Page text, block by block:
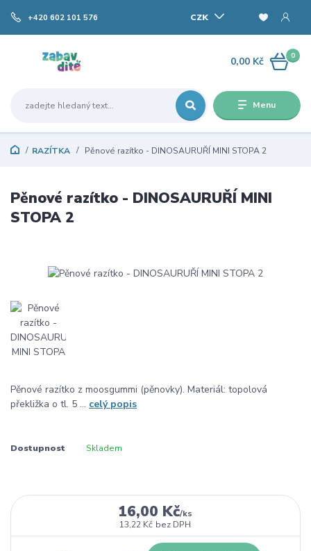
Menu
CZK
+420 602 101 576
0
0,00 Kč
RAZÍTKA Pěnové razítko - DINOSAURUŘÍ MINI STOPA 2
Pěnové razítko - DINOSAURUŘÍ MINI
STOPA 2
Pěnové razítko z moosgummi (pěnovky). Materiál: topolová
překližka o tl. 5 ... celý popis
Dostupnost Skladem
16,00 Kč/ks
13,22 Kč bez DPH